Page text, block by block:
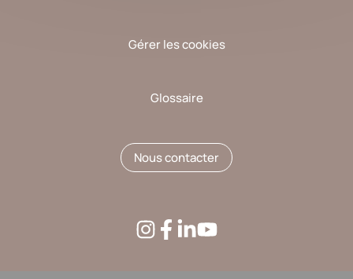
Gérer les cookies
Glossaire
Nous contacter